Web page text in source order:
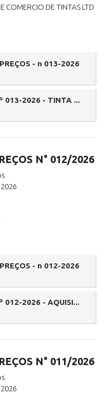
COMERCIO DE TINTAS LTD
- n 013-2026
013-2026 - TINTA ...
N° 012/2026
- n 012-2026
2026 - AQUISI...
N° 011/2026